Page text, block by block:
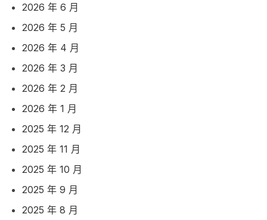
2026 年 6 月
2026 年 5 月
2026 年 4 月
2026 年 3 月
2026 年 2 月
2026 年 1 月
2025 年 12 月
2025 年 11 月
2025 年 10 月
2025 年 9 月
2025 年 8 月